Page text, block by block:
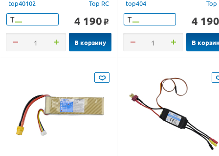
top40102 Top RC
Т 4 190 o
В корзину
top404 Top
Т 4 190
В